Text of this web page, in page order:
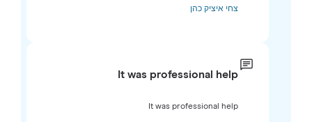
צחי איציק כהן
It was professional help
It was professional help